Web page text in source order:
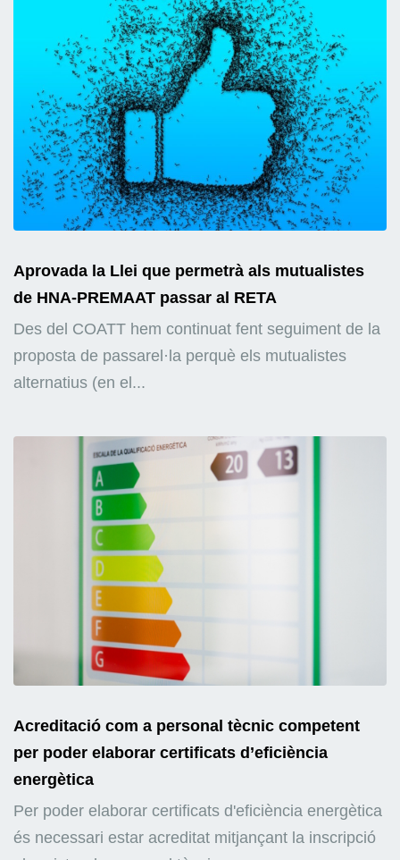
Aprovada la Llei que permetrà als mutualistes
de HNA-PREMAAT passar al RETA
Des del COATT hem continuat fent seguiment de la
proposta de passarel·la perquè els mutualistes
alternatius (en el...
Acreditació com a personal tècnic competent
per poder elaborar certificats d’eficiència
energètica
Per poder elaborar certificats d'eficiència energètica
és necessari estar acreditat mitjançant la inscripció